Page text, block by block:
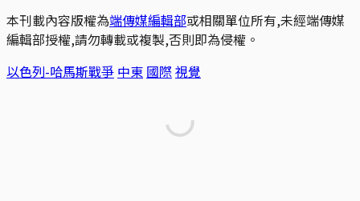
本刊載內容版權為端傳媒編輯部或相關單位所有,未經端傳媒
編輯部授權,請勿轉載或複製,否則即為侵權。
以色列-哈馬斯戰爭 中東 國際 視覺